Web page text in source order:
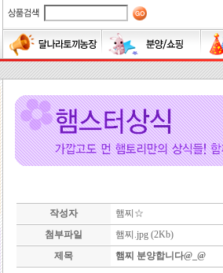
작성자 햄찌☆
첨부파일
햄찌.jpg (2Kb)
제목
햄찌 분양합니다@_@